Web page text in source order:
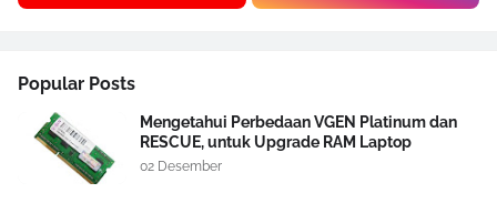
Popular Posts
Mengetahui Perbedaan VGEN Platinum dan
RESCUE, untuk Upgrade RAM Laptop
02 Desember